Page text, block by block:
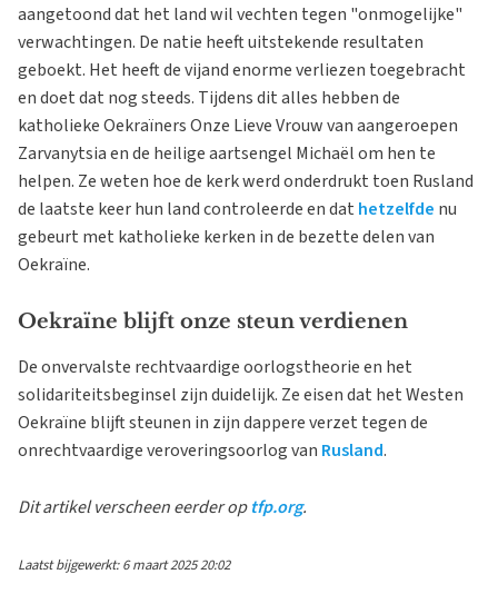
aangetoond dat het land wil vechten tegen "onmogelijke"
verwachtingen. De natie heeft uitstekende resultaten
geboekt. Het heeft de vijand enorme verliezen toegebracht
en doet dat nog steeds. Tijdens dit alles hebben de
katholieke Oekraïners Onze Lieve Vrouw van aangeroepen
Zarvanytsia en de heilige aartsengel Michaël om hen te
helpen. Ze weten hoe de kerk werd onderdrukt toen Rusland
de laatste keer hun land controleerde en dat hetzelfde nu
gebeurt met katholieke kerken in de bezette delen van
Oekraïne.
Oekraïne blijft onze steun verdienen
De onvervalste rechtvaardige oorlogstheorie en het
solidariteitsbeginsel zijn duidelijk. Ze eisen dat het Westen
Oekraïne blijft steunen in zijn dappere verzet tegen de
onrechtvaardige veroveringsoorlog van Rusland.
Dit artikel verscheen eerder optfp.org.
Laatst bijgewerkt: 6 maart 2025 20:02